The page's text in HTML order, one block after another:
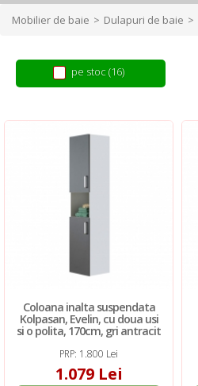
Mobilier de baie Dulapuri de baie
pe stoc (16)
Coloana inalta suspendata
Kolpasan, Evelin, cu doua usi
si o polita, 170cm, gri antracit
PRP: 1.800 Lei
1.079 Lei